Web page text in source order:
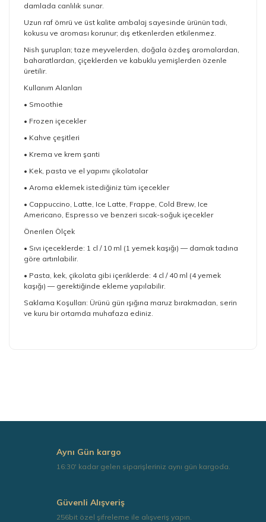
damlada canlılık sunar.
Uzun raf ömrü ve üst kalite ambalaj sayesinde ürünün tadı,
kokusu ve aroması korunur; dış etkenlerden etkilenmez.
Nish şurupları; taze meyvelerden, doğala özdeş aromalardan,
baharatlardan, çiçeklerden ve kabuklu yemişlerden özenle
üretilir.
Kullanım Alanları
• Smoothie
• Frozen içecekler
• Kahve çeşitleri
• Krema ve krem şanti
• Kek, pasta ve el yapımı çikolatalar
• Aroma eklemek istediğiniz tüm içecekler
• Cappuccino, Latte, Ice Latte, Frappe, Cold Brew, Ice
Americano, Espresso ve benzeri sıcak-soğuk içecekler
Önerilen Ölçek
• Sıvı içeceklerde: 1 cl / 10 ml (1 yemek kaşığı) — damak tadına
göre artırılabilir.
• Pasta, kek, çikolata gibi içeriklerde: 4 cl / 40 ml (4 yemek
kaşığı) — gerektiğinde ekleme yapılabilir.
Saklama Koşulları: Ürünü gün ışığına maruz bırakmadan, serin
ve kuru bir ortamda muhafaza ediniz.
Ürün fiyatı diğer sitelerden daha pahalı.
Aynı Gün kargo
16:30' kadar gelen siparişleriniz aynı gün kargoda.
Güvenli Alışveriş
256bit özel şifreleme ile alışveriş yapın.